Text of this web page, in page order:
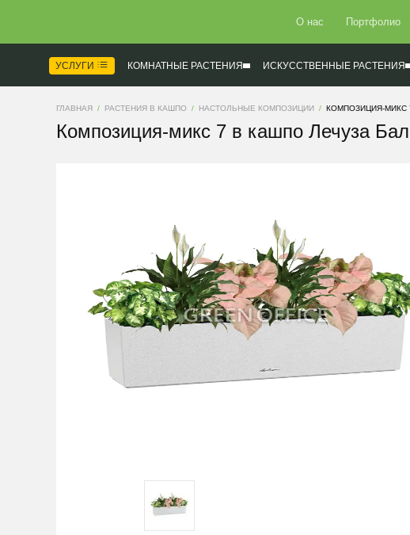
О нас Портфолио
УСЛУГИ КОМНАТНЫЕ РАСТЕНИЯ ИСКУССТВЕННЫЕ РАСТЕНИЯ
ГЛАВНАЯ РАСТЕНИЯ В КАШПО НАСТОЛЬНЫЕ КОМПОЗИЦИИ КОМПОЗИЦИЯ-МИКС
Композиция-микс 7 в кашпо Лечуза